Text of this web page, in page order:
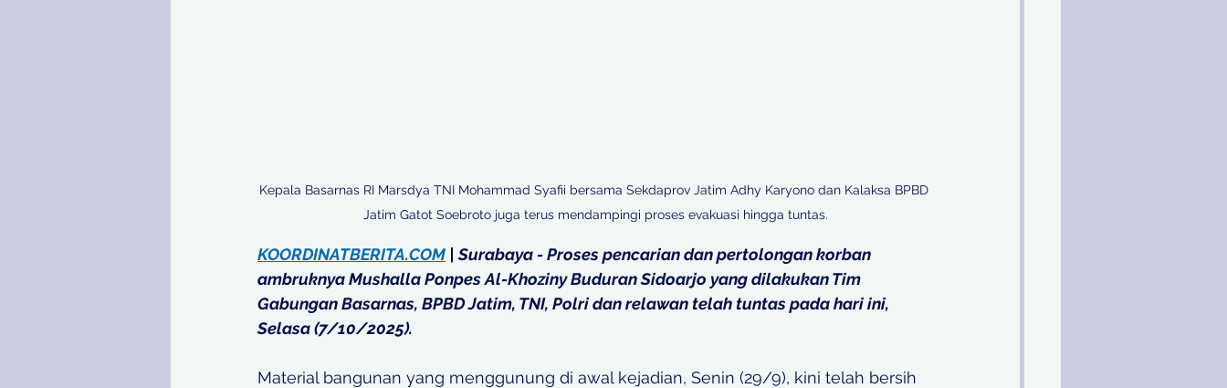
Kepala Basarnas RI Marsdya TNI Mohammad Syafii bersama Sekdaprov Jatim Adhy Karyono dan Kalaksa BPBD
Jatim Gatot Soebroto juga terus mendampingi proses evakuasi hingga tuntas.
KOORDINATBERITA.COM | Surabaya - Proses pencarian dan pertolongan korban
ambruknya Mushalla Ponpes Al-Khoziny Buduran Sidoarjo yang dilakukan Tim
Gabungan Basarnas, BPBD Jatim, TNI, Polri dan relawan telah tuntas pada hari ini,
Selasa (7/10/2025).
Material bangunan yang menggunung di awal kejadian, Senin (29/9), kini telah bersih